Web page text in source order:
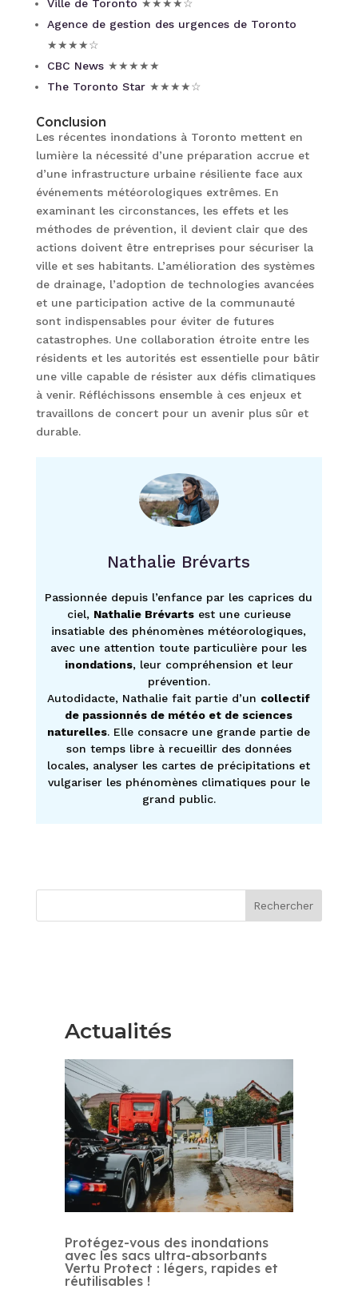
Ville de Toronto ★★★★☆
Agence de gestion des urgences de Toronto
★★★★☆
CBC News★★★★★
The Toronto Star★★★★☆
Conclusion
Les récentes inondations à Toronto mettent en
lumière la nécessité d’une préparation accrue et
d’une infrastructure urbaine résiliente face aux
événements météorologiques extrêmes. En
examinant les circonstances, les effets et les
méthodes de prévention, il devient clair que des
actions doivent être entreprises pour sécuriser la
ville et ses habitants. L’amélioration des systèmes
de drainage, l’adoption de technologies avancées
et une participation active de la communauté
sont indispensables pour éviter de futures
catastrophes. Une collaboration étroite entre les
résidents et les autorités est essentielle pour bâtir
une ville capable de résister aux défis climatiques
à venir. Réfléchissons ensemble à ces enjeux et
travaillons de concert pour un avenir plus sûr et
durable.
Nathalie Brévarts
Passionnée depuis l’enfance par les caprices du
ciel, Nathalie Brévartsest une curieuse
insatiable des phénomènes météorologiques,
avec une attention toute particulière pour les
inondations, leur compréhension et leur
prévention.
Autodidacte, Nathalie fait partie d’un collectif
de passionnés de météo et de sciences
naturelles. Elle consacre une grande partie de
son temps libre à recueillir des données
locales, analyser les cartes de précipitations et
vulgariser les phénomènes climatiques pour le
grand public.
Rechercher
Actualités
Protégez-vous des inondations
avec les sacs ultra-absorbants
Vertu Protect : légers, rapides et
réutilisables !